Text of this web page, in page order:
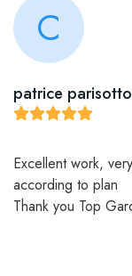
C
patrice parisotto
Excellent work,
according to plan
Thank you Top